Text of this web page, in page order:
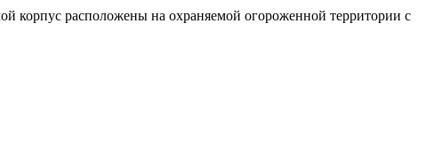
корпус расположены на охраняемой огороженной территории с